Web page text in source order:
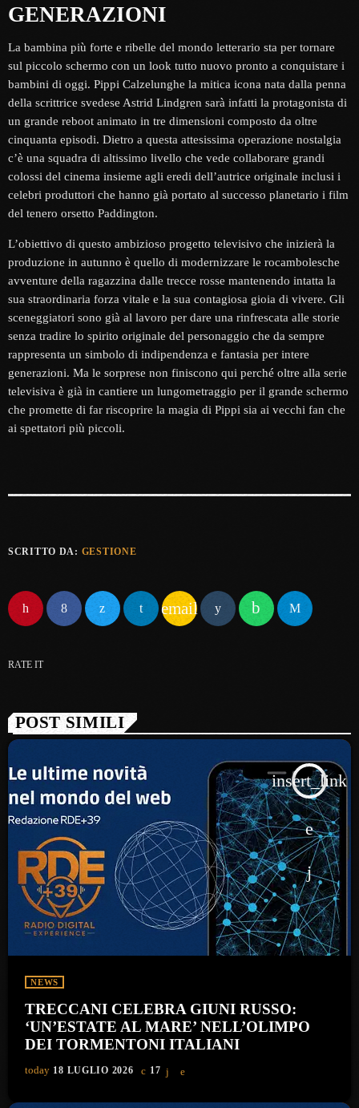
GENERAZIONI
La bambina più forte e ribelle del mondo letterario sta per tornare
sul piccolo schermo con un look tutto nuovo pronto a conquistare i
bambini di oggi. Pippi Calzelunghe la mitica icona nata dalla penna
della scrittrice svedese Astrid Lindgren sarà infatti la protagonista di
un grande reboot animato in tre dimensioni composto da oltre
cinquanta episodi. Dietro a questa attesissima operazione nostalgia
c’è una squadra di altissimo livello che vede collaborare grandi
colossi del cinema insieme agli eredi dell’autrice originale inclusi i
celebri produttori che hanno già portato al successo planetario i film
del tenero orsetto Paddington.
L’obiettivo di questo ambizioso progetto televisivo che inizierà la
produzione in autunno è quello di modernizzare le rocambolesche
avventure della ragazzina dalle trecce rosse mantenendo intatta la
sua straordinaria forza vitale e la sua contagiosa gioia di vivere. Gli
sceneggiatori sono già al lavoro per dare una rinfrescata alle storie
senza tradire lo spirito originale del personaggio che da sempre
rappresenta un simbolo di indipendenza e fantasia per intere
generazioni. Ma le sorprese non finiscono qui perché oltre alla serie
televisiva è già in cantiere un lungometraggio per il grande schermo
che promette di far riscoprire la magia di Pippi sia ai vecchi fan che
ai spettatori più piccoli.
SCRITTO DA: GESTIONE
email
RATE IT
POST SIMILI
insert_link
NEWS
TRECCANI CELEBRA GIUNI RUSSO:
‘UN’ESTATE AL MARE’ NELL’OLIMPO
DEI TORMENTONI ITALIANI
today 18 LUGLIO 2026 17